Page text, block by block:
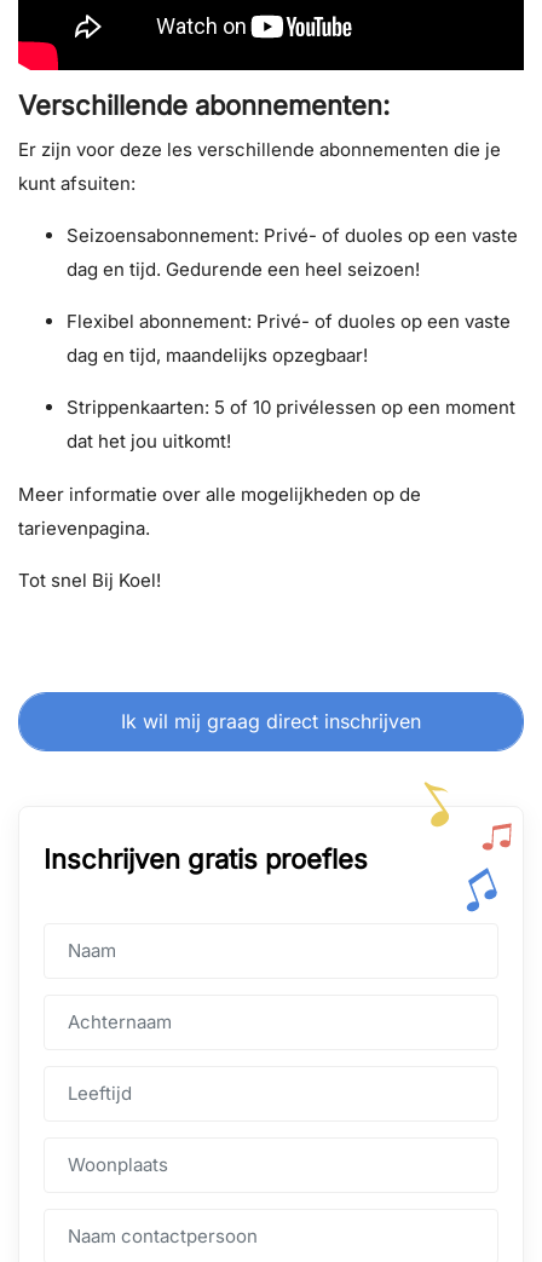
Verschillende abonnementen:
Er zijn voor deze les verschillende abonnementen die je
kunt afsuiten:
Seizoensabonnement: Privé- of duoles op een vaste
dag en tijd. Gedurende een heel seizoen!
Flexibel abonnement: Privé- of duoles op een vaste
dag en tijd, maandelijks opzegbaar!
Strippenkaarten: 5 of 10 privélessen op een moment
dat het jou uitkomt!
Meer informatie over alle mogelijkheden op de
tarievenpagina.
Tot snel Bij Koel!
Ik wil mij graag direct inschrijven
Inschrijven gratis proefles